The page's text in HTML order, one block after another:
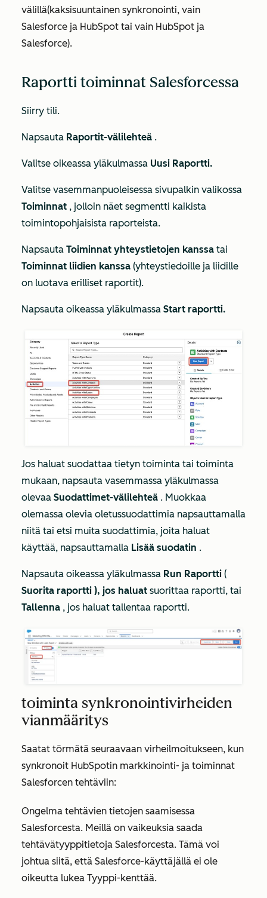
välillä(kaksisuuntainen synkronointi, vain
Salesforce ja HubSpot tai vain HubSpot ja
Salesforce).
Raportti toiminnat Salesforcessa
Siirry tili.
Napsauta Raportit-välilehteä .
Valitse oikeassa yläkulmassa Uusi Raportti.
Valitse vasemmanpuoleisessa sivupalkin valikossa
Toiminnat , jolloin näet segmentti kaikista
toimintopohjaisista raporteista.
Napsauta Toiminnat yhteystietojen kanssa tai
Toiminnat liidien kanssa (yhteystiedoille ja liidille
on luotava erilliset raportit).
Napsauta oikeassa yläkulmassa Start raportti.
Jos haluat suodattaa tietyn toiminta tai toiminta
mukaan, napsauta vasemmassa yläkulmassa
olevaa Suodattimet-välilehteä . Muokkaa
olemassa olevia oletussuodattimia napsauttamalla
niitä tai etsi muita suodattimia, joita haluat
käyttää, napsauttamalla Lisää suodatin .
Napsauta oikeassa yläkulmassa Run Raportti (
Suorita raportti ), jos haluat suorittaa raportti, tai
Tallenna , jos haluat tallentaa raportti.
toiminta synkronointivirheiden
vianmääritys
Saatat törmätä seuraavaan virheilmoitukseen, kun
synkronoit HubSpotin markkinointi- ja toiminnat
Salesforcen tehtäviin:
Ongelma tehtävien tietojen saamisessa
Salesforcesta. Meillä on vaikeuksia saada
tehtävätyyppitietoja Salesforcesta. Tämä voi
johtua siitä, että Salesforce-käyttäjällä ei ole
oikeutta lukea Tyyppi-kenttää.